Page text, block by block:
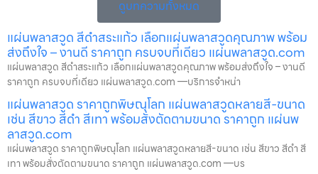
ดูบทความทั้งหมด
แผ่นพลาสวูด สีดำสระแก้ว เลือกแผ่นพลาสวูดคุณภาพ พร้อม
ส่งถึงใจ – งานดี ราคาถูก ครบจบที่เดียว แผ่นพลาสวูด.com
แผ่นพลาสวูด สีดำสระแก้ว เลือกแผ่นพลาสวูดคุณภาพ พร้อมส่งถึงใจ – งานดี
ราคาถูก ครบจบที่เดียว แผ่นพลาสวูด.com —บริการจำหน่า
แผ่นพลาสวูด ราคาถูกพิษณุโลก แผ่นพลาสวูดหลายสี-ขนาด
เช่น สีขาว สีดำ สีเทา พร้อมสั่งตัดตามขนาด ราคาถูก แผ่นพ
ลาสวูด.com
แผ่นพลาสวูด ราคาถูกพิษณุโลก แผ่นพลาสวูดหลายสี-ขนาด เช่น สีขาว สีดำ สี
เทา พร้อมสั่งตัดตามขนาด ราคาถูก แผ่นพลาสวูด.com —บร